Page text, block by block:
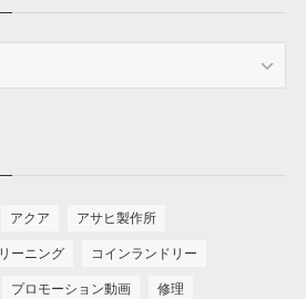
アクア アサヒ製作所
ーニング コインランドリー
プロモーション動画 修理